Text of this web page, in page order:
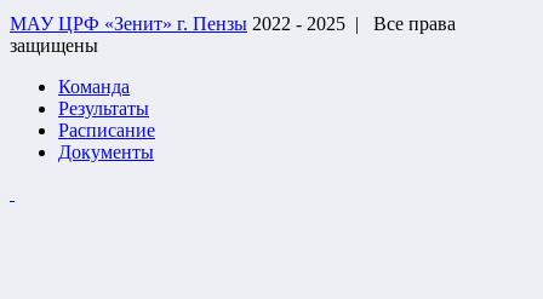
МАУ ЦРФ «Зенит» г. Пензы 2022 - 2025 | Все права
защищены
Команда
Результаты
Расписание
Документы